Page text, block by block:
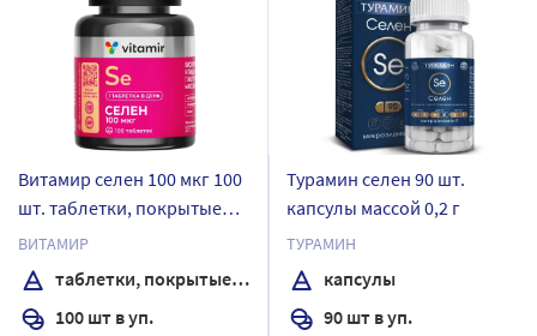
Витамир селен 100 мкг 100
шт. таблетки, покрытые
оболочкой массой 103 мг
ВИТАМИР
таблетки, покрытые оболочкой
100 шт в уп.
Турамин селен 90 шт.
капсулы массой 0,2 г
ТУРАМИН
капсулы
90 шт в уп.